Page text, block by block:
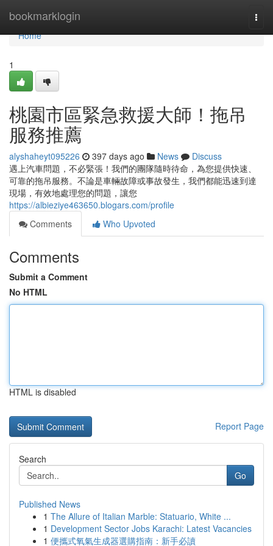
bookmarklogin
Home
Home
1
桃園市區緊急救援大師！拖吊
服務推薦
alyshaheyt095226 397 days ago News
Discuss
遇上汽車問題，不必緊張！我們的團隊隨時待命，為您提供快速、
可靠的拖吊服務。不論是車輛故障或事故發生，我們都能迅速到達
現場，有效地處理您的問題，讓您
https://albieziye463650.blogars.com/profile
Comments
Who Upvoted
Comments
Submit a Comment
No HTML
HTML is disabled
Report Page
Search
Go
Published News
1 The Allure of Italian Marble: Statuario, White ...
1 Development Sector Jobs Karachi: Latest Vacancies
1 便攜式氧氣生成器選購指南：新手必讀